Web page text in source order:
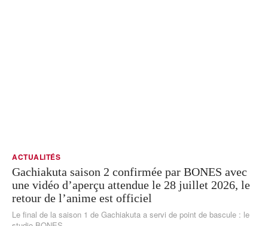
ACTUALITÉS
Gachiakuta saison 2 confirmée par BONES avec
une vidéo d’aperçu attendue le 28 juillet 2026, le
retour de l’anime est officiel
Le final de la saison 1 de Gachiakuta a servi de point de bascule : le